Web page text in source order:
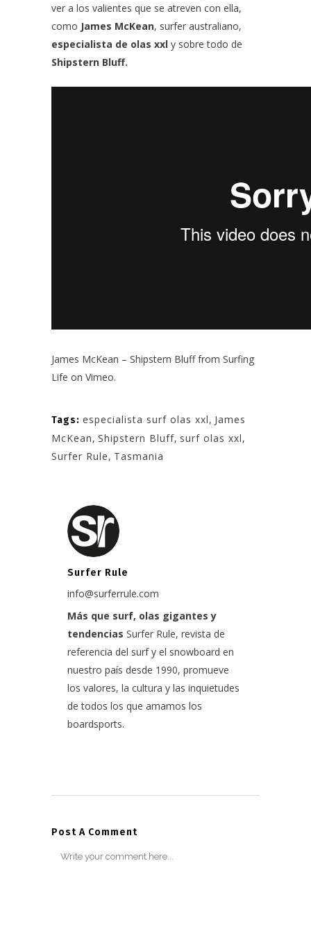
ver a los valientes que se atreven con ella,
como James McKean, surfer australiano,
especialista de olas xxl y sobre todo de
Shipstern Bluff.
James McKean – Shipstern Blufffrom Surfing
Life on Vimeo.
Tags: especialista surf olas xxl, James
McKean, Shipstern Bluff, surf olas xxl,
Surfer Rule, Tasmania
Surfer Rule
info@surferrule.com
Más que surf, olas gigantes y
tendencias Surfer Rule, revista de
referencia del surf y el snowboard en
nuestro país desde 1990, promueve
los valores, la cultura y las inquietudes
de todos los que amamos los
boardsports.
Post A Comment